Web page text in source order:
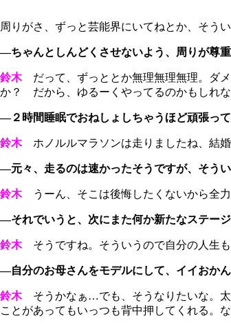
周りがさ、ずっと芸能界にいてねとか、そう
―ちゃんとしんどくさせないよう、周りが尊
鈴木だって、ずっととか無理無理無理。ダメ
か？ だから、ゆるーくやってるのかもしれな
―２時間睡眠でおねしょしちゃうほど頑張っ
鈴木ホノルルマラソンは走りましたね、結婚
―元々、走るのは速かったそうですが、そうい
鈴木うーん、そこは後悔したくないから全力
―それでいうと、次にまた何か新たなステー
鈴木 そうですね。そういうので自分の人生
―自分のお母さんをモデルにして、イイおかん
鈴木そうかなぁ…でも、そうなりたいな。太
ことがあってもいっつも背中押してくれる。